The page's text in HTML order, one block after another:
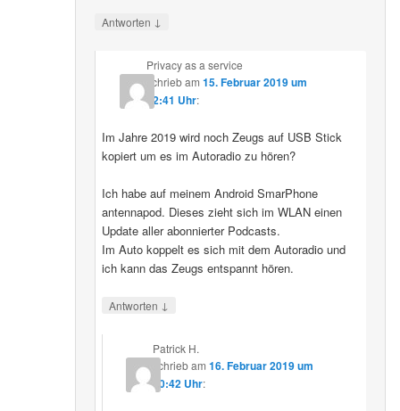
Antworten ↓
Privacy as a service
schriebam 15. Februar 2019 um
22:41 Uhr:
Im Jahre 2019 wird noch Zeugs auf USB Stick
kopiert um es im Autoradio zu hören?
Ich habe auf meinem Android SmarPhone
antennapod. Dieses zieht sich im WLAN einen
Update aller abonnierter Podcasts.
Im Auto koppelt es sich mit dem Autoradio und
ich kann das Zeugs entspannt hören.
Antworten ↓
Patrick H.
schriebam16. Februar 2019 um
10:42 Uhr: